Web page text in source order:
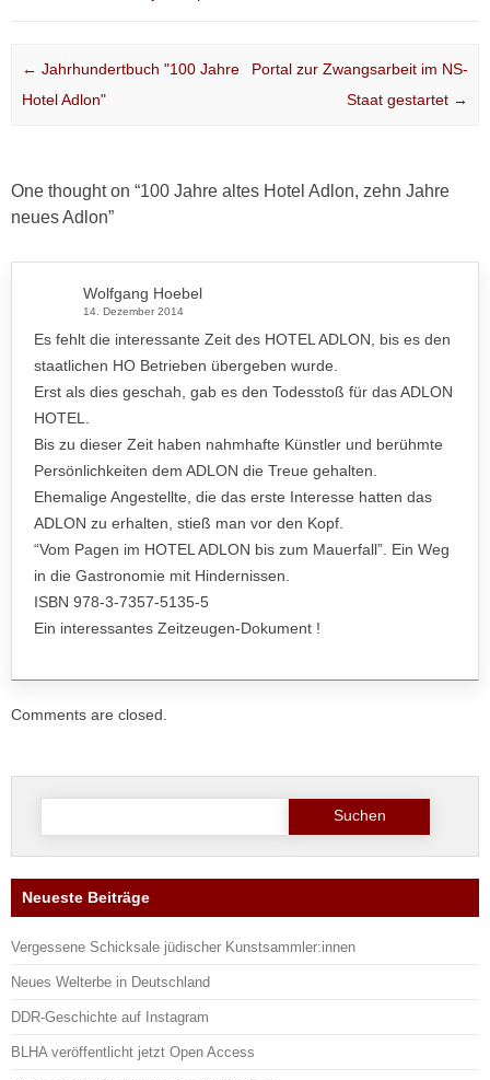
Post navigation
← Jahrhundertbuch "100 Jahre
Hotel Adlon"
Portal zur Zwangsarbeit im NS-
Staat gestartet →
One thought on “100 Jahre altes Hotel Adlon, zehn Jahre
neues Adlon”
Wolfgang Hoebel
14. Dezember 2014
Es fehlt die interessante Zeit des HOTEL ADLON, bis es den
staatlichen HO Betrieben übergeben wurde.
Erst als dies geschah, gab es den Todesstoß für das ADLON
HOTEL.
Bis zu dieser Zeit haben nahmhafte Künstler und berühmte
Persönlichkeiten dem ADLON die Treue gehalten.
Ehemalige Angestellte, die das erste Interesse hatten das
ADLON zu erhalten, stieß man vor den Kopf.
“Vom Pagen im HOTEL ADLON bis zum Mauerfall”. Ein Weg
in die Gastronomie mit Hindernissen.
ISBN 978-3-7357-5135-5
Ein interessantes Zeitzeugen-Dokument !
Comments are closed.
Suche
Neueste Beiträge
Vergessene Schicksale jüdischer Kunstsammler:innen
Neues Welterbe in Deutschland
DDR-Geschichte auf Instagram
BLHA veröffentlicht jetzt Open Access